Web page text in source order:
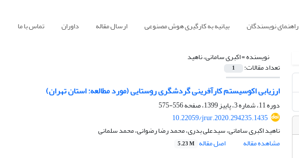
راهنمای نویسندگان بیانیه به کارگیری هوش مصنوعی ارسال مقاله داوران تماس با ما
نویسنده =اکبری سامانی، ناهید
تعداد مقالات: 1
ارزیابی اکوسیستم کارآفرینی گردشگری روستایی (مورد مطالعه: استان تهران)
دوره 11، شماره 3، پاییز 1399، صفحه
556-575
10.22059/jrur.2020.294235.1435
ناهید اکبری سامانی، سیدعلی بدری، محمد رضا رضوانی، محمد سلمانی
مشاهده مقاله
اصل مقاله 5.23 M